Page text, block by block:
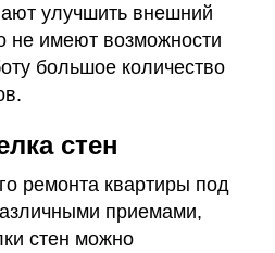
улучшить внешний
не имеют возможности
большое количество
стен
ремонта квартиры под
приемами,
стен можно